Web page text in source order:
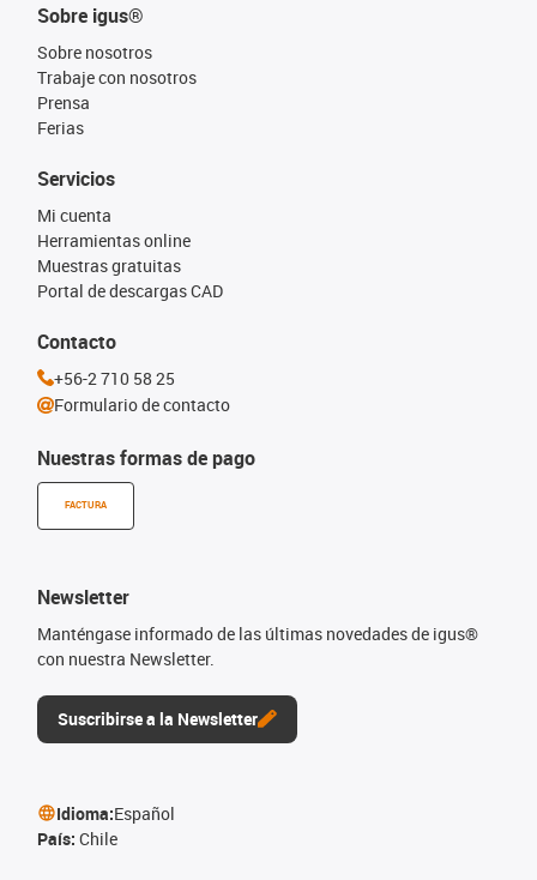
Sobre igus®
Sobre nosotros
Trabaje con nosotros
Prensa
Ferias
Nuestras formas de pago
FACTURA
Servicios
Mi cuenta
Herramientas online
Muestras gratuitas
Portal de descargas CAD
Newsletter
Manténgase informado de las últimas novedades de igus®
con nuestra Newsletter.
Suscribirse a la Newsletter
Contacto
+56-2 710 58 25
Formulario de contacto
Idioma:Español
País: Chile